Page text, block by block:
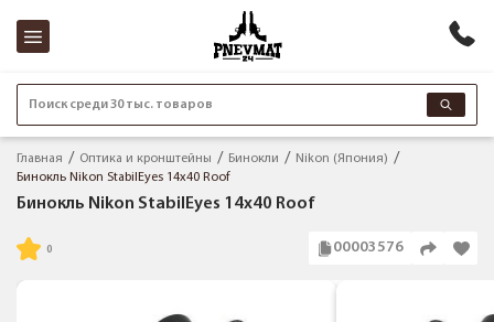
Поиск среди 30 тыс. товаров
Главная Оптика и кронштейны Бинокли
Nikon (Япония)
Бинокль Nikon StabilEyes 14x40 Roof
Бинокль Nikon StabilEyes 14x40 Roof
00003576